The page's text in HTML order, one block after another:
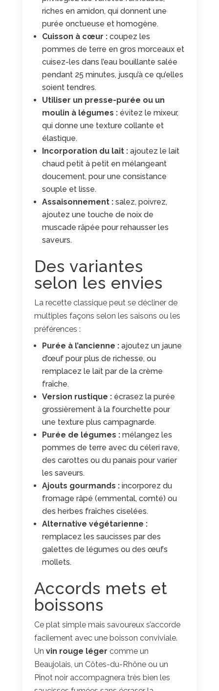
riches en amidon, qui donnent une
purée onctueuse et homogène.
Cuisson à cœur :coupez les
pommes de terre en gros morceaux et
cuisez-les dans l’eau bouillante salée
pendant 25 minutes, jusqu’à ce qu’elles
soient tendres.
Utiliser un presse-purée ou un
moulin à légumes :évitez le mixeur,
qui donne une texture collante et
élastique.
Incorporation du lait :ajoutez le lait
chaud petit à petit en mélangeant
doucement, pour une consistance
souple et lisse.
Assaisonnement :salez, poivrez,
ajoutez une touche de noix de
muscade râpée pour rehausser les
saveurs.
Des variantes
selon les envies
La recette classique peut se décliner de
multiples façons selon les saisons ou les
préférences :
Purée à l’ancienne :ajoutez un jaune
d’œuf pour plus de richesse, ou
remplacez le lait par de la crème
fraîche.
Version rustique :écrasez la purée
grossièrement à la fourchette pour
une texture plus campagnarde.
Purée de légumes :mélangez les
pommes de terre avec du céleri rave,
des carottes ou du panais pour varier
les saveurs.
Ajouts gourmands :incorporez du
fromage râpé (emmental, comté) ou
des herbes fraîches ciselées.
Alternative végétarienne :
remplacez les saucisses par des
galettes de légumes ou des œufs
mollets.
Accords mets et
boissons
Ce plat simple mais savoureux s’accorde
facilement avec une boisson conviviale.
Un vin rouge léger comme un
Beaujolais, un Côtes-du-Rhône ou un
Pinot noir accompagnera très bien les